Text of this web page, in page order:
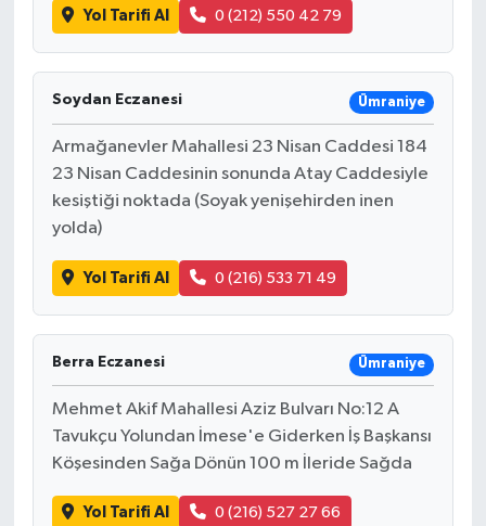
Yol Tarifi Al 0 (212) 550 42 79
Soydan Eczanesi Ümraniye
Armağanevler Mahallesi 23 Nisan Caddesi 184
23 Nisan Caddesinin sonunda Atay Caddesiyle
kesiştiği noktada (Soyak yenişehirden inen
yolda)
Yol Tarifi Al 0 (216) 533 71 49
Berra Eczanesi Ümraniye
Mehmet Akif Mahallesi Aziz Bulvarı No:12 A
Tavukçu Yolundan İmese'e Giderken İş Başkansı
Köşesinden Sağa Dönün 100 m İleride Sağda
Yol Tarifi Al 0 (216) 527 27 66